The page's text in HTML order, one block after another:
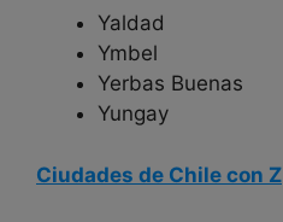
Yaldad
Ymbel
Yerbas Buenas
Yungay
Ciudades de Chile con Z